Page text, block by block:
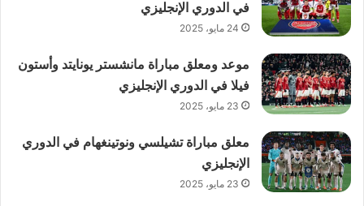
في الدوري الإنجليزي
24 مايو، 2025
موعد ومعلق مباراة مانشستر يونايتد وأستون
فيلا في الدوري الإنجليزي
23 مايو، 2025
معلق مباراة تشيلسي ونوتينغهام في الدوري
الإنجليزي
23 مايو، 2025